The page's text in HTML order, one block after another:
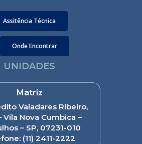
Assitência Técnica
Onde Encontrar
UNIDADES
Matriz
Valadares Ribeiro,
Vila Nova Cumbica –
– SP, 07231-010
(11) 2411-2222